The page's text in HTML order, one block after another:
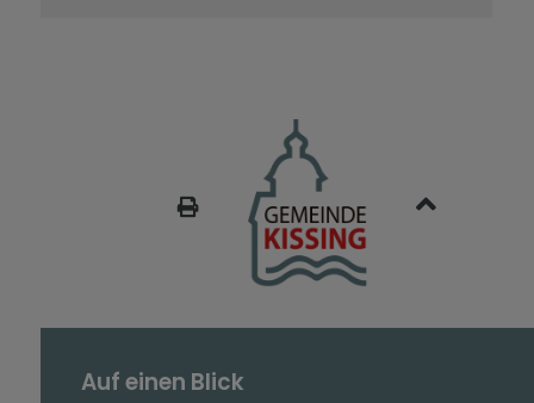
Auf einen Blick